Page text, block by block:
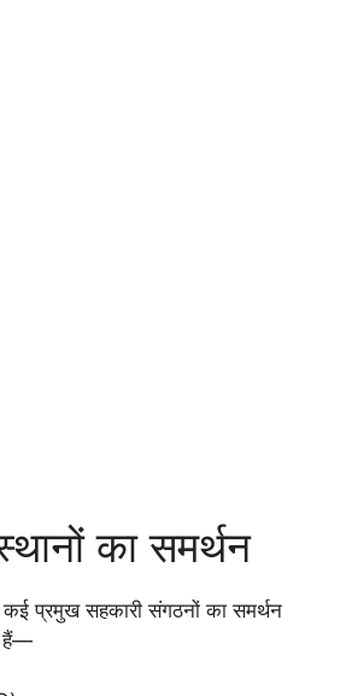
का समर्थन
प्रमुख सहकारी संगठनों का समर्थन
हैं—